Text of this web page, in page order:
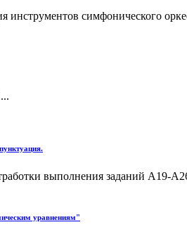
инструментов симфонического
выполнения заданий А19-
уравнениям"